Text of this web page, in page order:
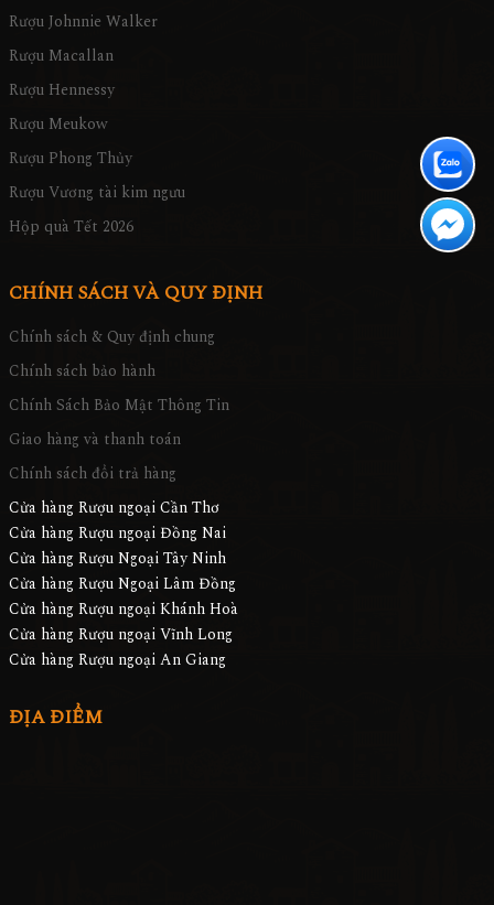
Rượu Johnnie Walker
Rượu Macallan
Rượu Hennessy
Rượu Meukow
Rượu Phong Thủy
Rượu Vương tài kim ngưu
Hộp quà Tết 2026
CHÍNH SÁCH VÀ QUY ĐỊNH
Chính sách & Quy định chung
Chính sách bảo hành
Chính Sách Bảo Mật Thông Tin
Giao hàng và thanh toán
Chính sách đổi trả hàng
Cửa hàng Rượu ngoại Cần Thơ
Cửa hàng Rượu ngoại Đồng Nai
Cửa hàng Rượu Ngoại Tây Ninh
Cửa hàng Rượu Ngoại Lâm Đồng
Cửa hàng Rượu ngoại Khánh Hoà
Cửa hàng Rượu ngoại Vĩnh Long
Cửa hàng Rượu ngoại An Giang
ĐỊA ĐIỂM